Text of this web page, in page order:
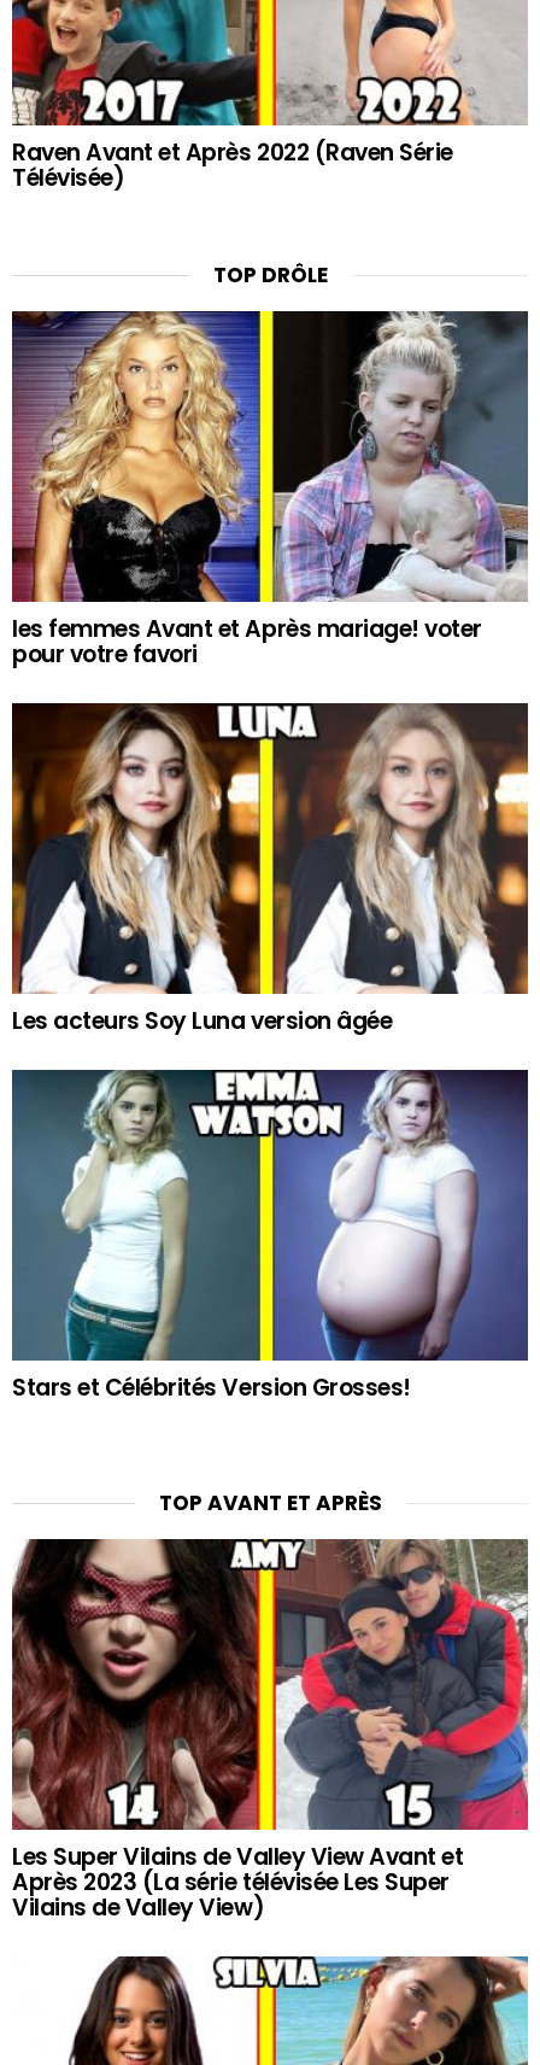
Raven Avant et Après 2022 (Raven Série
Télévisée)
TOP DRÔLE
les femmes Avant et Après mariage! voter
pour votre favori
Les acteurs Soy Luna version âgée
Stars et Célébrités Version Grosses!
TOP AVANT ET APRÈS
Les Super Vilains de Valley View Avant et
Après 2023 (La série télévisée Les Super
Vilains de Valley View)